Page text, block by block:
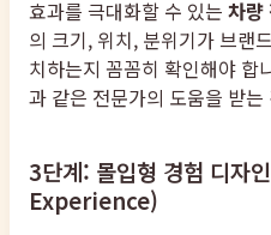
효과를 극대화할 수 있는 차량
의 크기, 위치, 분위기가 브랜
치하는지 꼼꼼히 확인해야 합
과 같은 전문가의 도움을 받
3단계: 몰입형 경험 디
Experience)